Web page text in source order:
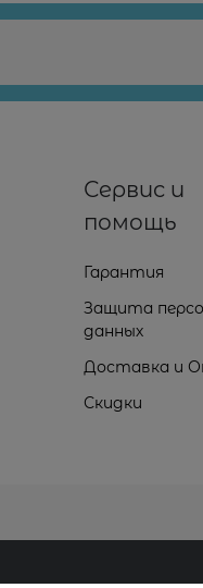
Сервис и
помощь
Гарантия
Защита
данных
Доставка и
Скидки